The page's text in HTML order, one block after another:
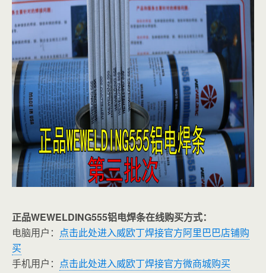
正品WEWELDING555铝电焊条在线购买方式：
电脑用户： 点击此处进入威欧丁焊接官方阿里巴巴店铺购
买
手机用户： 点击此处进入威欧丁焊接官方微商城购买